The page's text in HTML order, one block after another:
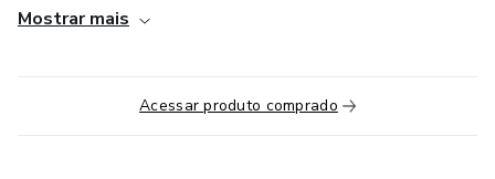
O curso é composto por 7 (sete) MÓDULOS que serão
cada encontro a (o) aluna(o) será ensinado como perder
barriga de verdade do absoluto 0. O conteúdo e suas
prováveis atualizações ficarão disponíveis na plataforma da
Mostrar mais
Acessar produto comprado